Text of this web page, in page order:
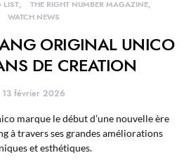
LIST
THE RIGHT NUMBER MAGAZINE
WATCH NEWS
ORIGINAL UNICO
DE CREATION
13 février 2026
marque le début d’une nouvelle ère
à travers ses grandes améliorations
et esthétiques.